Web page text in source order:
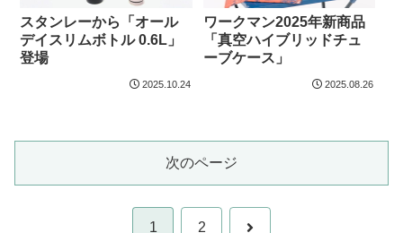
スタンレーから「オール
デイスリムボトル 0.6L」
登場
2025.10.24
ワークマン2025年新商品
「真空ハイブリッドチュ
ーブケース」
2025.08.26
次のページ
1 2 次